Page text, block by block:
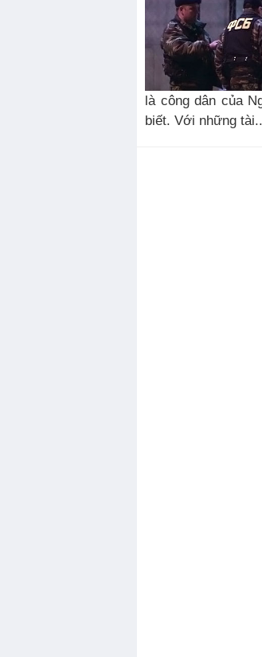
là công dân của
biết. Với những